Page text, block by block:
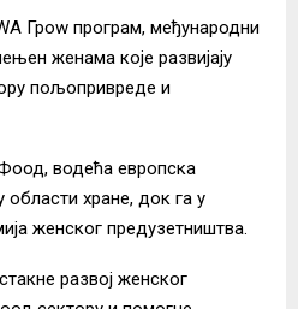
Гроw програм, међународни
женама које развијају
пољопривреде и
водећа европска
области хране, док га у
женског предузетништва.
развој женског